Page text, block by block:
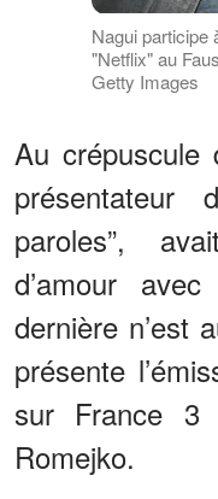
Nagui participe
"Netflix" au
Getty Images
Au crépuscule
présentateur
paroles”,
d’amour
dernière n’est
présente
sur France 3
Romejko.